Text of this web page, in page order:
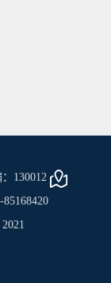
130012